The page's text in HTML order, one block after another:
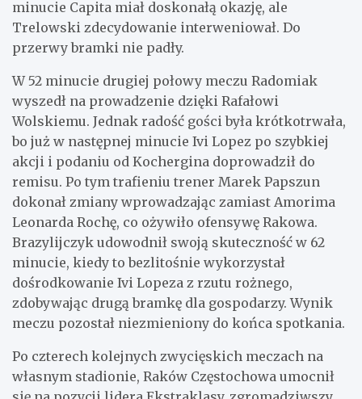
minucie Capita miał doskonałą okazję, ale
Trelowski zdecydowanie interweniował. Do
przerwy bramki nie padły.
W 52 minucie drugiej połowy meczu Radomiak
wyszedł na prowadzenie dzięki Rafałowi
Wolskiemu. Jednak radość gości była krótkotrwała,
bo już w następnej minucie Ivi Lopez po szybkiej
akcji i podaniu od Kochergina doprowadził do
remisu. Po tym trafieniu trener Marek Papszun
dokonał zmiany wprowadzając zamiast Amorima
Leonarda Rochę, co ożywiło ofensywę Rakowa.
Brazylijczyk udowodnił swoją skuteczność w 62
minucie, kiedy to bezlitośnie wykorzystał
dośrodkowanie Ivi Lopeza z rzutu rożnego,
zdobywając drugą bramkę dla gospodarzy. Wynik
meczu pozostał niezmieniony do końca spotkania.
Po czterech kolejnych zwycięskich meczach na
własnym stadionie, Raków Częstochowa umocnił